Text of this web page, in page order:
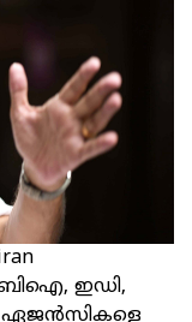
ഇഡി,